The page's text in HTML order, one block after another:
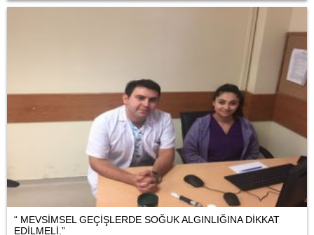
“ MEVSİMSEL GEÇİŞLERDE SOĞUK ALGINLIĞINA DİKKAT
EDİLMELİ.”